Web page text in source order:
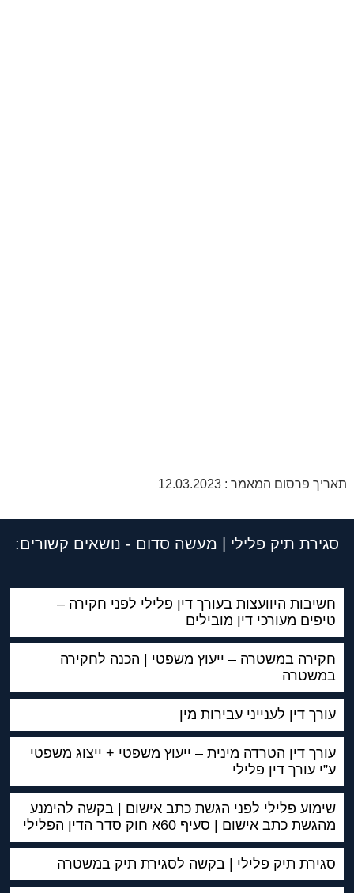
תאריך פרסום המאמר : 12.03.2023
סגירת תיק פלילי | מעשה סדום - נושאים קשורים:
חשיבות היוועצות בעורך דין פלילי לפני חקירה –
טיפים מעורכי דין מובילים
חקירה במשטרה – ייעוץ משפטי | הכנה לחקירה
במשטרה
עורך דין לענייני עבירות מין
עורך דין הטרדה מינית – ייעוץ משפטי + ייצוג משפטי
ע”י עורך דין פלילי
שימוע פלילי לפני הגשת כתב אישום | בקשה להימנע
מהגשת כתב אישום | סעיף 60א חוק סדר הדין הפלילי
סגירת תיק פלילי | בקשה לסגירת תיק במשטרה